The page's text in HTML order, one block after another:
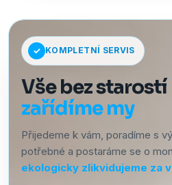
KOMPLETNÍ SERVIS
Vše bez starostí
zařídíme my
Přijedeme k vám, poradíme s
potřebné a postaráme se o
ekologicky zlikvidujeme za